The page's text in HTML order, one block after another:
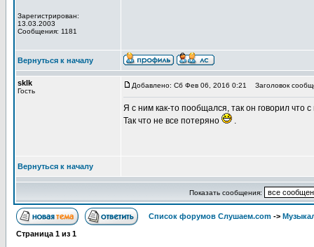
Зарегистрирован:
13.03.2003
Сообщения: 1181
Вернуться к началу
sklk
Гость
Добавлено: Сб Фев 06, 2016 0:21 Заголовок
Я с ним как-то пообщался, так он говорил что
Так что не все потеряно
.
Вернуться к началу
Показать сообщения:
Список форумов Слушаем.com ->
Страница 1 из 1